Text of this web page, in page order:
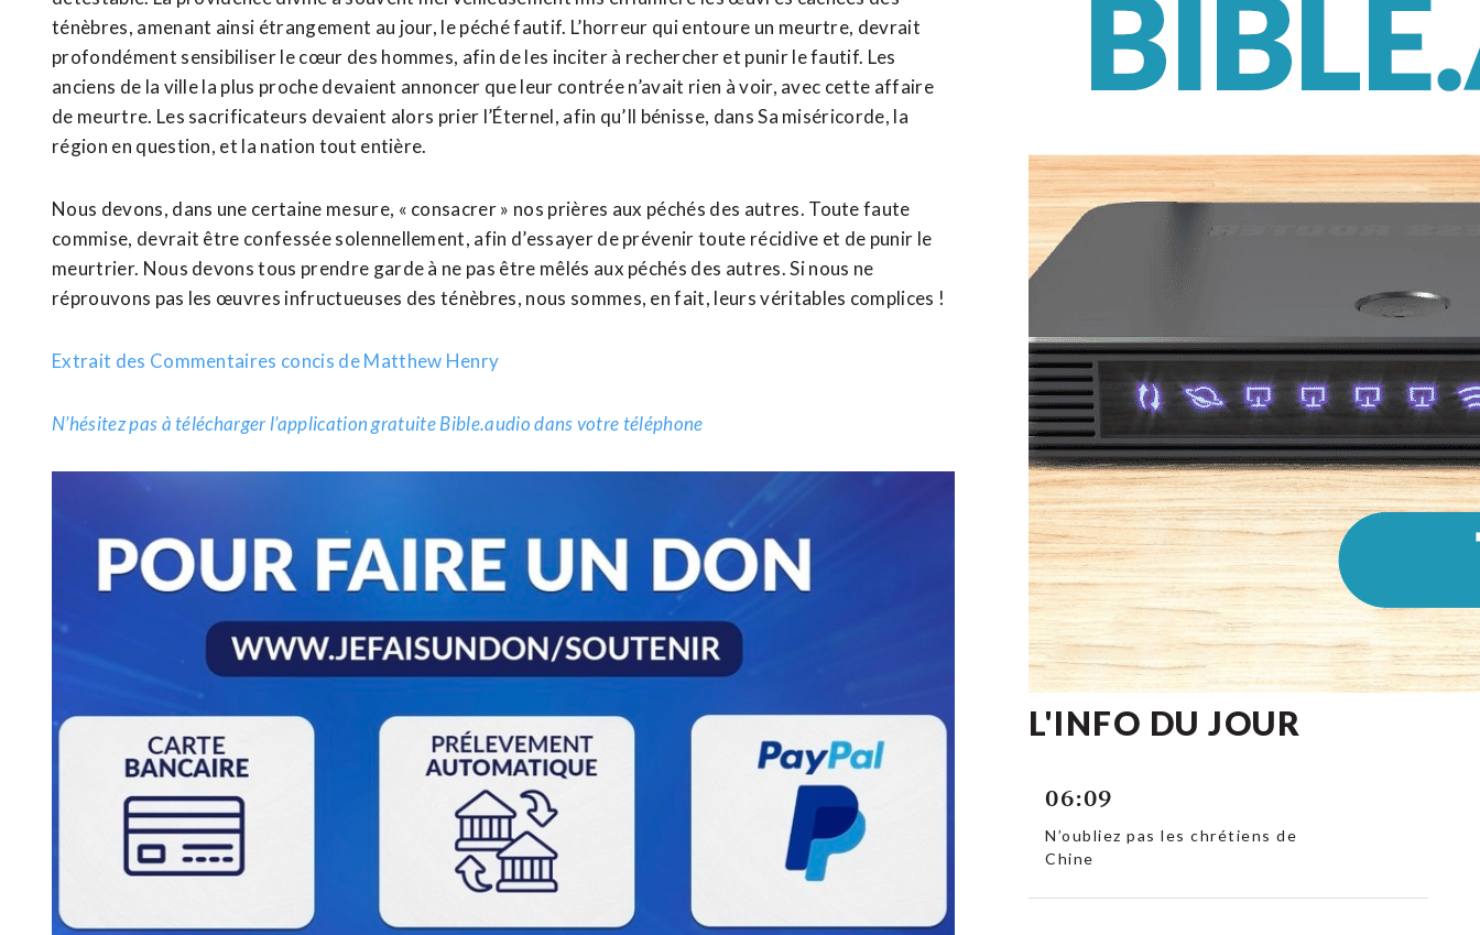
ténèbres, amenant ainsi étrangement au jour, le péché fautif. L’horreur qui entoure un meurtre, devrait
profondément sensibiliser le cœur des hommes, afin de les inciter à rechercher et punir le fautif. Les
anciens de la ville la plus proche devaient annoncer que leur contrée n’avait rien à voir, avec cette affaire
de meurtre. Les sacrificateurs devaient alors prier l’Éternel, afin qu’Il bénisse, dans Sa miséricorde, la
région en question, et la nation tout entière.
Nous devons, dans une certaine mesure, « consacrer » nos prières aux péchés des autres. Toute faute
commise, devrait être confessée solennellement, afin d’essayer de prévenir toute récidive et de punir le
meurtrier. Nous devons tous prendre garde à ne pas être mêlés aux péchés des autres. Si nous ne
réprouvons pas les œuvres infructueuses des ténèbres, nous sommes, en fait, leurs véritables complices !
Extrait des Commentaires concis de Matthew Henry
N’hésitez pas à télécharger l’application gratuite Bible.audio dans votre téléphone
L'INFO DU JOUR
06:09
N’oubliez pas les chrétiens de
Chine